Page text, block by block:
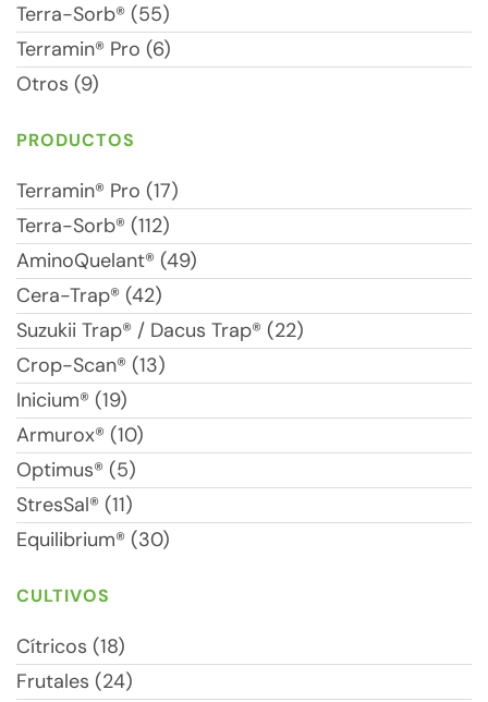
Terra-Sorb® (55)
Terramin® Pro (6)
Otros (9)
PRODUCTOS
Terramin® Pro (17)
Terra-Sorb® (112)
AminoQuelant® (49)
Cera-Trap® (42)
Suzukii Trap® / Dacus Trap® (22)
Crop-Scan® (13)
Inicium® (19)
Armurox® (10)
Optimus® (5)
StresSal® (11)
Equilibrium® (30)
CULTIVOS
Cítricos (18)
Frutales (24)